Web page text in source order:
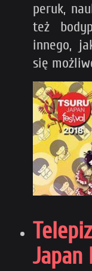
peruk,
też
innego,
się
Japan